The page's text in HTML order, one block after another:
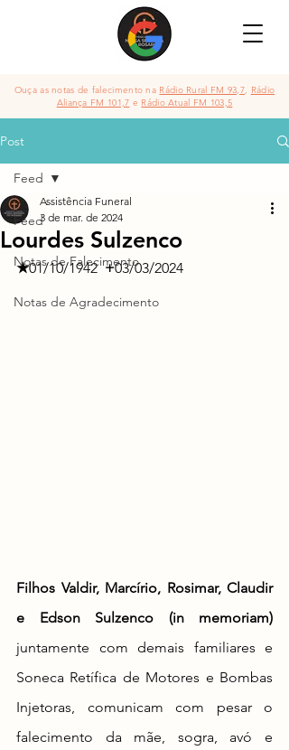
Ouça as notas de falecimento na Rádio Rural FM 93,7, Rádio
Aliança FM 101,7 e Rádio Atual FM 103,5
Post
Feed
Notas de Falecimento
Notas de Agradecimento
Feed
Lourdes Sulzenco
Assistência Funeral
3 de mar. de 2024
★01/10/1942
  +
03/03/2024
Filhos Valdir, Marcírio, Rosimar, Claudir
juntamente com demais familiares e
Soneca Retífica de Motores e Bombas
Injetoras, comunicam com pesar o
falecimento da mãe, sogra, avó e